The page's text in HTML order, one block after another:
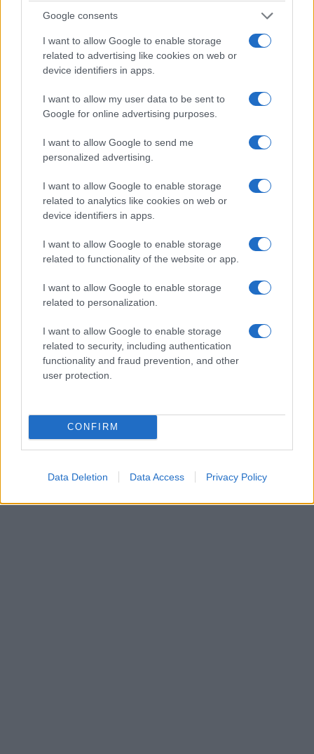
Google consents
I want to allow Google to enable storage
related to advertising like cookies on web or
device identifiers in apps.
I want to allow my user data to be sent to
Google for online advertising purposes.
I want to allow Google to send me
personalized advertising.
I want to allow Google to enable storage
related to analytics like cookies on web or
device identifiers in apps.
I want to allow Google to enable storage
related to functionality of the website or app.
I want to allow Google to enable storage
related to personalization.
I want to allow Google to enable storage
related to security, including authentication
functionality and fraud prevention, and other
user protection.
CONFIRM
Data Deletion Data Access Privacy Policy